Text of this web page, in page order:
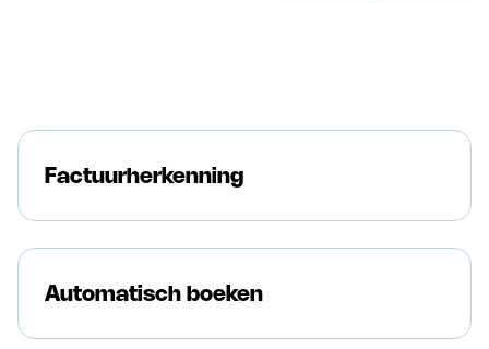
Factuurherkenning
Automatisch boeken